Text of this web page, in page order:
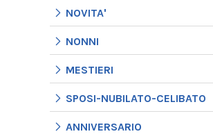
NOVITA'
NONNI
MESTIERI
SPOSI-NUBILATO-CELIBATO
ANNIVERSARIO